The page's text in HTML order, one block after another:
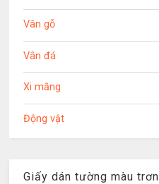
Vân gỗ
Vân đá
Xi măng
Động vật
Giấy dán tường màu trơn